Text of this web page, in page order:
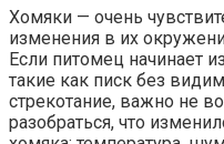
Хомяки — очень
изменения в их
Если питомец начинает
такие как писк без
стрекотание, важно не
разобраться, что